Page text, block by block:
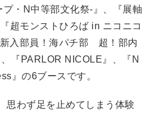
プ・N中等部文化祭-』、『展軸
超モンストひろば in ニコニコ
入部員！海パチ部 超！部内
『PARLOR NICOLE』、『N
』の6ブースです。
わず足を止めてしまう体験